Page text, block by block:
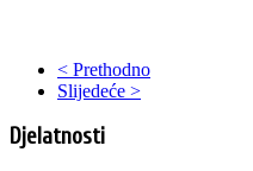
< Prethodno
Slijedeće >
Djelatnosti